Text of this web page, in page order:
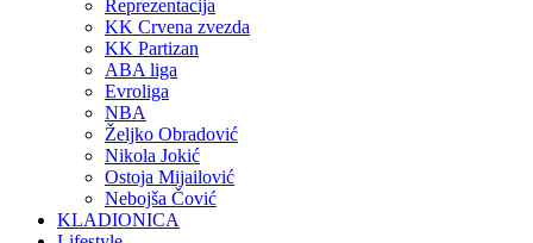
Reprezentacija
KK Crvena zvezda
KK Partizan
ABA liga
Evroliga
NBA
Željko Obradović
Nikola Jokić
Ostoja Mijailović
Nebojša Čović
KLADIONICA